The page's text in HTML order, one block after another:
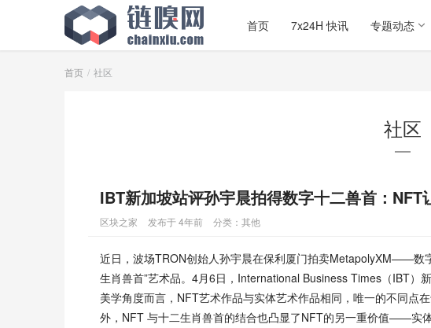
首页 7x24H 快讯 专题动态
首页 社区
社区
IBT新加坡站评孙宇晨拍得数字十二兽首：NFT
区块之家 发布于 4年前 分类： 其他
近日，波场TRON创始人孙宇晨在保利厦门拍卖MetapolyXM——数
生肖兽首”艺术品。4月6日，International Business Times（IBT）
美学角度而言，NFT艺术作品与实体艺术作品相同，唯一的不同点
外，NFT 与十二生肖兽首的结合也凸显了NFT的另一重价值——实